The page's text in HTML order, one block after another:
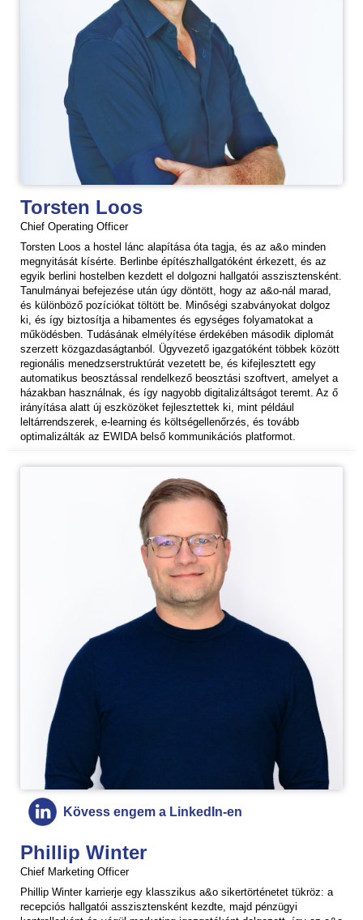
Torsten Loos
Chief Operating Officer
Torsten Loos a hostel lánc alapítása óta tagja, és az a&o minden
megnyitását kísérte. Berlinbe építészhallgatóként érkezett, és az
egyik berlini hostelben kezdett el dolgozni hallgatói asszisztensként.
Tanulmányai befejezése után úgy döntött, hogy az a&o-nál marad,
és különböző pozíciókat töltött be. Minőségi szabványokat dolgoz
ki, és így biztosítja a hibamentes és egységes folyamatokat a
működésben. Tudásának elmélyítése érdekében második diplomát
szerzett közgazdaságtanból. Ügyvezető igazgatóként többek között
regionális menedzserstruktúrát vezetett be, és kifejlesztett egy
automatikus beosztással rendelkező beosztási szoftvert, amelyet a
házakban használnak, és így nagyobb digitalizáltságot teremt. Az ő
irányítása alatt új eszközöket fejlesztettek ki, mint például
leltárrendszerek, e-learning és költségellenőrzés, és tovább
optimalizálták az EWIDA belső kommunikációs platformot.
Kövess engem a LinkedIn-en
Phillip Winter
Chief Marketing Officer
Phillip Winter karrierje egy klasszikus a&o sikertörténetet tükröz: a
recepciós hallgatói asszisztensként kezdte, majd pénzügyi